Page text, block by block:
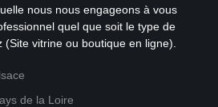
nous nous engageons à vous
quel que soit le type de
vitrine ou boutique en ligne).
de la Loire